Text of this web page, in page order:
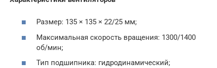
Размер: 135 × 135 × 22/25 мм;
Максимальная скорость вращения: 1300/1400
об/мин;
Тип подшипника: гидродинамический;